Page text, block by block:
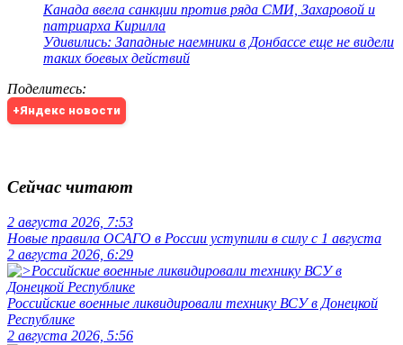
Канада ввела санкции против ряда СМИ, Захаровой и
патриарха Кирилла
Удивились: Западные наемники в Донбассе еще не видели
таких боевых действий
Поделитесь:
+Яндекс новости
Сейчас читают
2 августа 2026, 7:53
Новые правила ОСАГО в России уступили в силу с 1 августа
2 августа 2026, 6:29
Российские военные ликвидировали технику ВСУ в Донецкой
Республике
2 августа 2026, 5:56